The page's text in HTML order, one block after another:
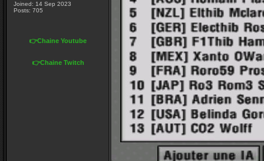
Joined: 14 Sep 2023
Posts: 705
👉Chaine Youtube
👉Chaine Twitch